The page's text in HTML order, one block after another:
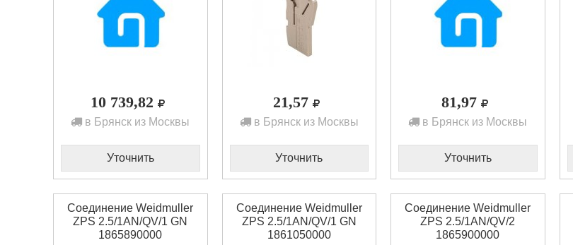
10 739,82
в Брянск из Москвы
Уточнить
21,57
в Брянск из Москвы
Уточнить
81,97
в Брянск из Москвы
Уточнить
Соединение Weidmuller
ZPS 2.5/1AN/QV/1 GN
1865890000
Соединение Weidmuller
ZPS 2.5/1AN/QV/1 GN
1861050000
Соединение Weidmuller
ZPS 2.5/1AN/QV/2
1865900000